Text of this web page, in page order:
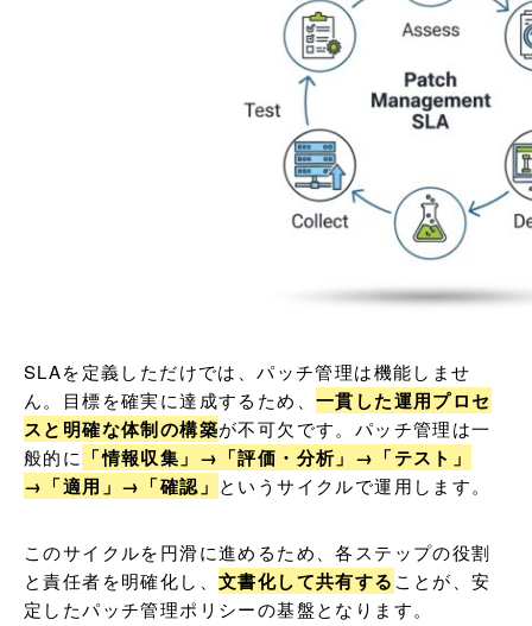
SLAを定義しただけでは、パッチ管理は機能しませ
ん。目標を確実に達成するため、 一貫した運用プロセ
スと明確な体制の構築が不可欠です。パッチ管理は一
般的に 「情報収集」→「評価・分析」→「テスト」
→「適用」→「確認」 というサイクルで運用します。
このサイクルを円滑に進めるため、各ステップの役割
と責任者を明確化し、 文書化して共有する ことが、安
定したパッチ管理ポリシーの基盤となります。